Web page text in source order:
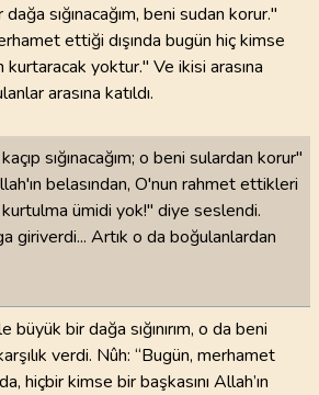
sığınacağım, beni sudan korur."
ettiği dışında bugün hiç kimse
kurtaracak yoktur." Ve ikisi arasına
arasına katıldı.
sığınacağım; o beni sulardan korur"
belasından, O'nun rahmet ettikleri
kurtulma ümidi yok!" diye seslendi.
giriverdi... Artık o da boğulanlardan
bir dağa sığınırım, o da beni
verdi. Nûh: “Bugün, merhamet
hiçbir kimse bir başkasını Allah’ın